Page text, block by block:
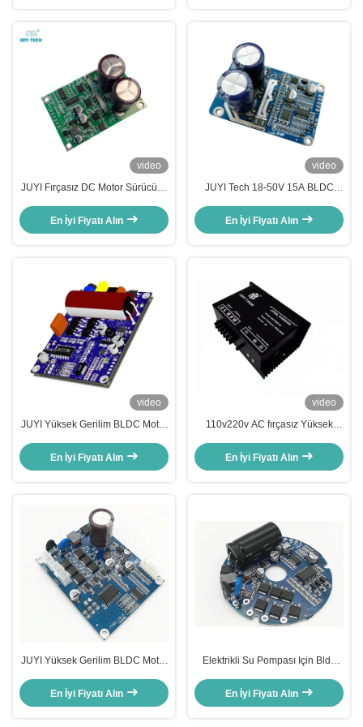
video
JUYI Fırçasız DC Motor Sürücüsü
PWM Frekansı 1-20KHZ
En İyi Fiyatı Alın
video
JUYI Tech 18-50V 15A BLDC
fırçasız DC Motor, DC Motor
Denetleyicisi
En İyi Fiyatı Alın
video
JUYI Yüksek Gerilim BLDC Motor
220V 1A PWM Frekansı 1-20KHZ
En İyi Fiyatı Alın
video
110v220v AC fırçasız Yüksek
Tam Konut, Çoklu Koruma ile
En İyi Fiyatı Alın
JUYI Yüksek Gerilim BLDC Motor
60 * 28mm
En İyi Fiyatı Alın
Elektrikli Su Pompası Için Bldc
Sensörsüz Kontrolörü
En İyi Fiyatı Alın